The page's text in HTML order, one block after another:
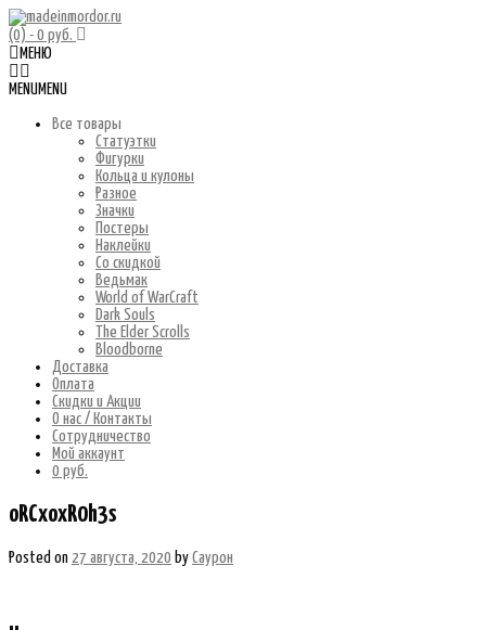
(0) - 0 руб.
МЕНЮ
MENU MENU
Все товары
Статуэтки
Фигурки
Кольца и кулоны
Разное
Значки
Постеры
Наклейки
Со скидкой
Ведьмак
World of WarCraft
Dark Souls
The Elder Scrolls
Bloodborne
Доставка
Оплата
Скидки и Акции
О нас / Контакты
Сотрудничество
Мой аккаунт
0 руб.
oRCxoxR0h3s
Posted on 27 августа, 2020 by Саурон